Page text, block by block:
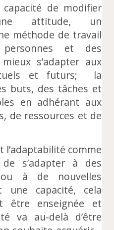
capacité de modifier
attitude, un
méthode de travail
et des
s’adapter aux
et futurs; la
buts, des tâches et
en adhérant aux
de ressources et de
l’adaptabilité comme
s’adapter à des
à de nouvelles
une capacité, cela
être enseignée et
va au-delà d’être